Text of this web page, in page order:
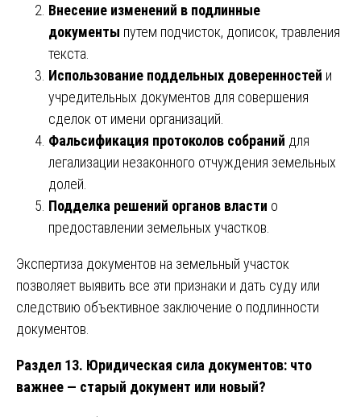
Внесение изменений в подлинные
документы путем подчисток, дописок, травления
текста.
Использование поддельных доверенностей и
учредительных документов для совершения
сделок от имени организаций.
Фальсификация протоколов собраний для
легализации незаконного отчуждения земельных
долей.
Подделка решений органов власти о
предоставлении земельных участков.
Экспертиза документов на земельный участок
позволяет выявить все эти признаки и дать суду или
следствию объективное заключение о подлинности
документов.
Раздел 13. Юридическая сила документов: что
важнее — старый документ или новый?